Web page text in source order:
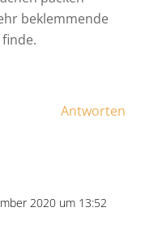
beklemmende
Antworten
2020 um 13:52